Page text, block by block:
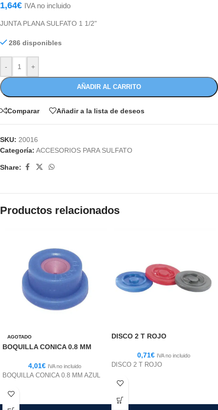
1,64€ IVA no incluido
JUNTA PLANA SULFATO 1 1/2"
286 disponibles
- +
AÑADIR AL CARRITO
Comparar Añadir a la lista de deseos
SKU: 20016
Categoría: ACCESORIOS PARA SULFATO
Share:
Productos relacionados
AGOTADO
BOQUILLA CONICA 0.8 MM
4,01€ IVA no incluido
BOQUILLA CONICA 0.8 MM AZUL
DISCO 2 T ROJO
0,71€ IVA no incluido
DISCO 2 T ROJO